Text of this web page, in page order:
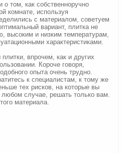
о том, как собственноручно
комнате, используя
с материалом, советуем
вариант, плитка не
высоким и низким температурам,
характеристиками.
впрочем, как и других
Короче говоря,
опыта очень трудно.
к специалистам, к тому же
тех рисков, на которые вы
случае, решать только вам.
материала.